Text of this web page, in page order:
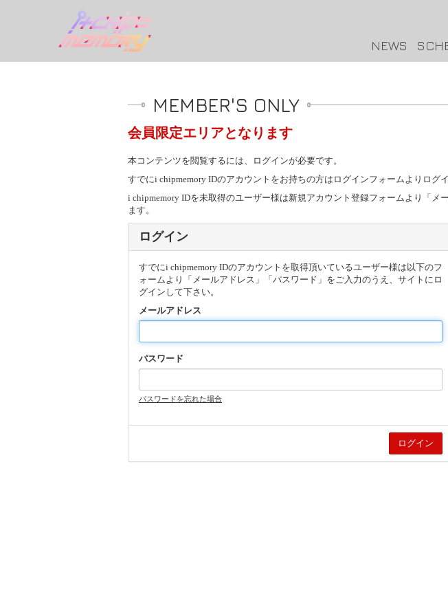
NEWS
MEMBER'S ONLY
会員限定エリアとなります
本コンテンツを閲覧するには、ログインが必要です。
すでにi chipmemory IDのアカウントをお持ちの方はログインフォームよりログ
i chipmemory IDを未取得のユーザー様は新規アカウント登録フォームより「
ます。
ログイン
すでにi chipmemory IDのアカウントを取得頂いているユーザー様は以下のフ
ォームより「メールアドレス」「パスワード」をご入力のうえ、サイトにロ
グインして下さい。
メールアドレス
パスワード
パスワードを忘れた場合